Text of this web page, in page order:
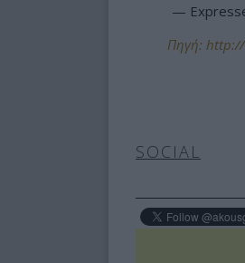
—
Πηγή: http://
SOCIAL